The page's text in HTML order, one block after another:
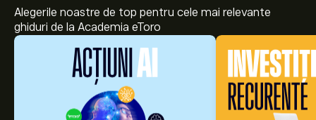
Alegerile noastre de top pentru cele mai relevante
ghiduri de la Academia eToro